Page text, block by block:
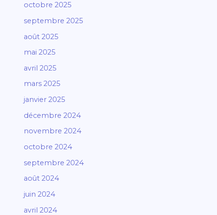
octobre 2025
septembre 2025
août 2025
mai 2025
avril 2025
mars 2025
janvier 2025
décembre 2024
novembre 2024
octobre 2024
septembre 2024
août 2024
juin 2024
avril 2024